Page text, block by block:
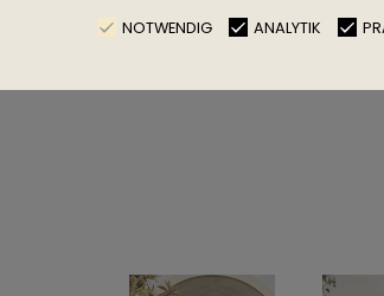
NOTWENDIG ANALYTIK